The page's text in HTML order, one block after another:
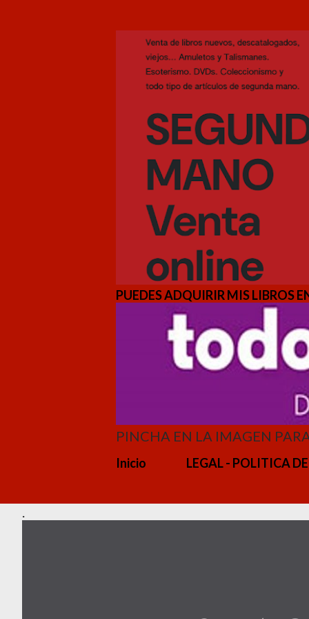
PUEDES ADQUIRIR MIS LIBROS
PINCHA EN LA IMAGEN
Inicio LEGAL - POLITICA
.